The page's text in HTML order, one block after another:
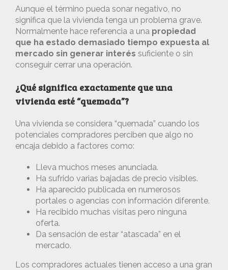
Aunque el término pueda sonar negativo, no
significa que la vivienda tenga un problema grave.
Normalmente hace referencia a una propiedad
que ha estado demasiado tiempo expuesta al
mercado sin generar interés suficiente o sin
conseguir cerrar una operación.
¿Qué significa exactamente que una
vivienda esté “quemada”?
Una vivienda se considera “quemada” cuando los
potenciales compradores perciben que algo no
encaja debido a factores como:
Lleva muchos meses anunciada.
Ha sufrido varias bajadas de precio visibles.
Ha aparecido publicada en numerosos
portales o agencias con información diferente.
Ha recibido muchas visitas pero ninguna
oferta.
Da sensación de estar “atascada” en el
mercado.
Los compradores actuales tienen acceso a una gran